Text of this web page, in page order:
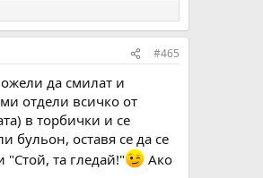
#465
да смилат и
отдели всичко от
в торбички и се
бульон, оставя се да се
"Стой, та гледай!"
Ако